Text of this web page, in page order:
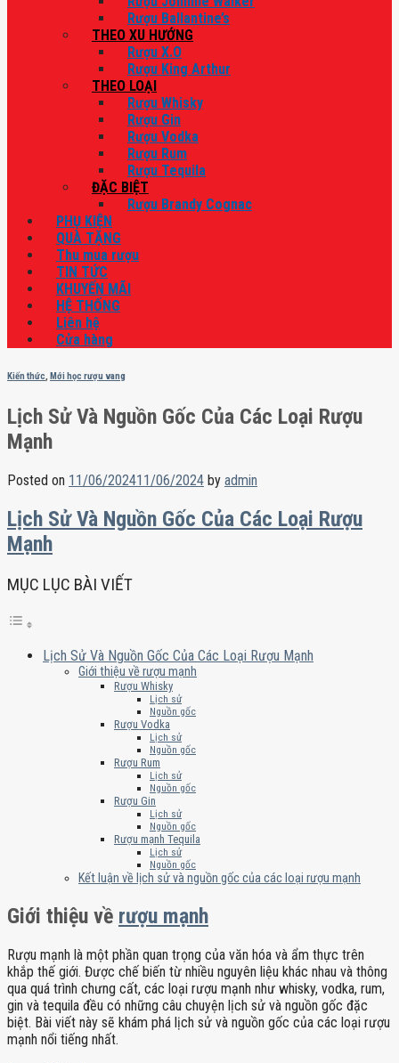
Rượu Ballantine’s
THEO XU HƯỚNG
Rượu X.O
Rượu King Arthur
THEO LOẠI
Rượu Whisky
Rượu Gin
Rượu Vodka
Rượu Rum
Rượu Tequila
ĐẶC BIỆT
Rượu Brandy Cognac
PHỤ KIỆN
QUÀ TẶNG
Thu mua rượu
TIN TỨC
KHUYẾN MÃI
HỆ THỐNG
Liên hệ
Cửa hàng
Kiến thức, Mới học rượu vang
Lịch Sử Và Nguồn Gốc Của Các Loại Rượu
Mạnh
Posted on 11/06/202411/06/2024 by admin
Lịch Sử Và Nguồn Gốc Của Các Loại Rượu
Mạnh
MỤC LỤC BÀI VIẾT
Lịch Sử Và Nguồn Gốc Của Các Loại Rượu Mạnh
Giới thiệu về rượu mạnh
Rượu Whisky
Lịch sử
Nguồn gốc
Rượu Vodka
Lịch sử
Nguồn gốc
Rượu Rum
Lịch sử
Nguồn gốc
Rượu Gin
Lịch sử
Nguồn gốc
Rượu mạnh Tequila
Lịch sử
Nguồn gốc
Kết luận về lịch sử và nguồn gốc của các loại rượu mạnh
Giới thiệu về rượu mạnh
Rượu mạnh là một phần quan trọng của văn hóa và ẩm thực trên
khắp thế giới. Được chế biến từ nhiều nguyên liệu khác nhau và thông
qua quá trình chưng cất, các loại rượu mạnh như whisky, vodka, rum,
gin và tequila đều có những câu chuyện lịch sử và nguồn gốc đặc
biệt. Bài viết này sẽ khám phá lịch sử và nguồn gốc của các loại rượu
mạnh nổi tiếng nhất.